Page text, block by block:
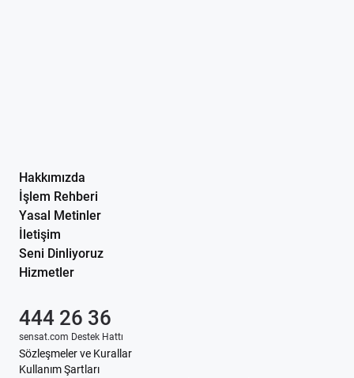
Hakkımızda
İşlem Rehberi
Yasal Metinler
İletişim
Seni Dinliyoruz
Hizmetler
Sözleşmeler ve Kurallar
Kullanım Şartları
444 26 36
sensat.com Destek Hattı